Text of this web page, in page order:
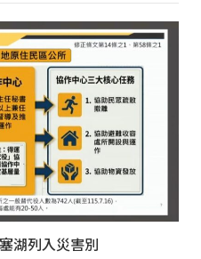
湖列入災害別